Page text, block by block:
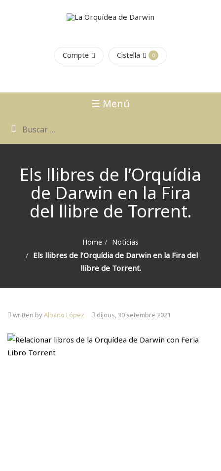
Cistella 0
Compte
☰ Menú
Els llibres de l’Orquídia
de Darwin en la Fira
del llibre de Torrent.
Home Noticias
Els llibres de l’Orquídia de Darwin en la Fira del
llibre de Torrent.
written byAlbano López dijous, 30 setembre 2021